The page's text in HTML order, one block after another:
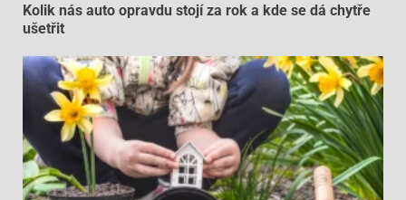
Kolik nás auto opravdu stojí za rok a kde se dá chytře
ušetřit